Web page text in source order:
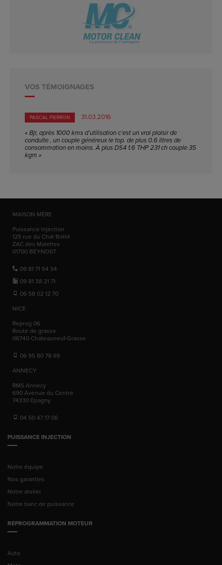
VOS TÉMOIGNAGES
PASCAL PIERRON
31.03.2016
« Bjr, après 1000 kms d’utilisation c’est un vrai plaisir de
conduite , un couple généreux le top. de plus 0.6 litres de
consommation en moins. À plus DS4 1.6 THP 231 ch couple 35
kgm »
MAISON MÈRE
Puissance Injection
125 rue du Chat Botté
ZAC des Malettes
01700 BEYNOST
09 81 71 54 34
09 81 38 21 71
06 58 02 12 70
NICE
Reprog 06
Route de grasse
06740 Chateauneuf-Grasse
06 95 80 78 69
ANNECY
RMS Annecy
690 Avenue du Centre
74330 Epagny
04 50 47 17 06
PUISSANCE INJECTION
Notre équipe
Nos garanties
Notre atelier
Notre banc de puissance
REPROGRAMMATION MOTEUR
Auto